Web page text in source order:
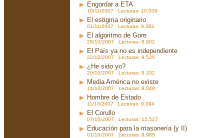
Engordar a ETA
10/11/2007 Lecturas: 10.009
El estigma originario
01/11/2007 Lecturas: 9.381
El algoritmo de Gore
28/10/2007 Lecturas: 8.902
El País ya no es independiente
22/10/2007 Lecturas: 9.525
¿He sido yo?
20/10/2007 Lecturas: 9.332
Media América no existe
14/10/2007 Lecturas: 9.048
Hombre de Estado
11/10/2007 Lecturas: 9.094
El Corullo
07/10/2007 Lecturas: 12.527
Educación para la masonería (y II)
01/10/2007 Lecturas: 9.985